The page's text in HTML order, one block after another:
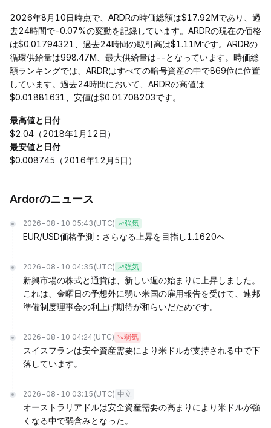
2026年8月10日時点で、ARDRの時価総額は$17.92Mであり、過
去24時間で-0.07%の変動を記録しています。ARDRの現在の価格
は$0.01794321、過去24時間の取引高は$1.11Mです。ARDRの
循環供給量は998.47M、最大供給量は--となっています。時価総
額ランキングでは、ARDRはすべての暗号資産の中で869位に位置
しています。過去24時間において、ARDRの高値は
$0.01881631、安値は$0.01708203です。
最高値と日付
$2.04（2018年1月12日）
最安値と日付
$0.008745（2016年12月5日）
Ardorのニュース
2026-08-10 05:43 (UTC) 強気
EUR/USD価格予測：さらなる上昇を目指し1.1620へ
2026-08-10 04:35 (UTC) 強気
新興市場の株式と通貨は、新しい週の始まりに上昇しました。
これは、金曜日の予想外に弱い米国の雇用報告を受けて、連邦
準備制度理事会の利上げ期待が和らいだためです。
2026-08-10 04:24 (UTC) 弱気
スイスフランは安全資産需要により米ドルが支持される中で下
落しています。
2026-08-10 03:15 (UTC) 中立
オーストラリアドルは安全資産需要の高まりにより米ドルが強
くなる中で弱含みとなった。